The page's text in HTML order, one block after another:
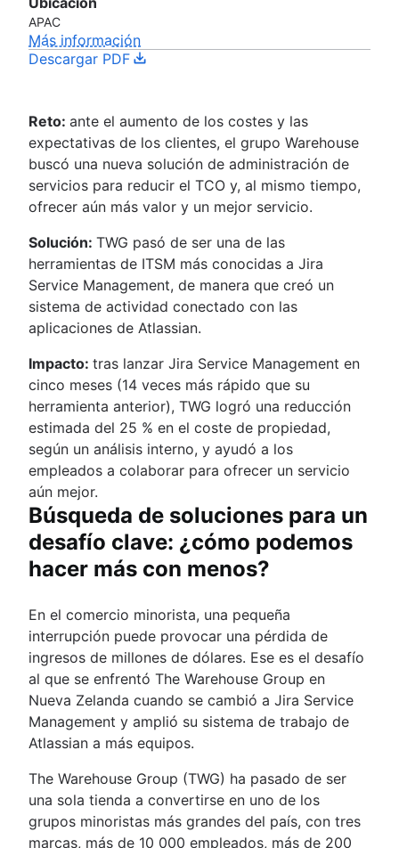
APAC
Más información
Descargar PDF
Reto: ante el aumento de los costes y las
expectativas de los clientes, el grupo Warehouse
buscó una nueva solución de administración de
servicios para reducir el TCO y, al mismo tiempo,
ofrecer aún más valor y un mejor servicio.
Solución: TWG pasó de ser una de las
herramientas de ITSM más conocidas a Jira
Service Management, de manera que creó un
sistema de actividad conectado con las
aplicaciones de Atlassian.
Impacto: tras lanzar Jira Service Management en
cinco meses (14 veces más rápido que su
herramienta anterior), TWG logró una reducción
estimada del 25 % en el coste de propiedad,
según un análisis interno, y ayudó a los
empleados a colaborar para ofrecer un servicio
aún mejor.
Búsqueda de soluciones para un
desafío clave: ¿cómo podemos
hacer más con menos?
En el comercio minorista, una pequeña
interrupción puede provocar una pérdida de
ingresos de millones de dólares. Ese es el desafío
al que se enfrentó The Warehouse Group en
Nueva Zelanda cuando se cambió a Jira Service
Management y amplió su sistema de trabajo de
Atlassian a más equipos.
The Warehouse Group (TWG) ha pasado de ser
una sola tienda a convertirse en uno de los
grupos minoristas más grandes del país, con tres
marcas, más de 10 000 empleados, más de 200